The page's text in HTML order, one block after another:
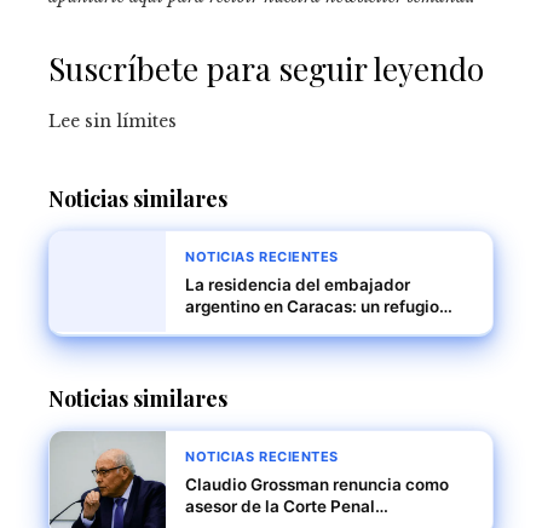
Suscríbete para seguir leyendo
Lee sin límites
Noticias similares
NOTICIAS RECIENTES
La residencia del embajador
argentino en Caracas: un refugio
Noticias similares
NOTICIAS RECIENTES
Claudio Grossman renuncia como
asesor de la Corte Penal